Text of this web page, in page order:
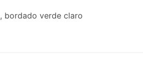
bordado verde claro